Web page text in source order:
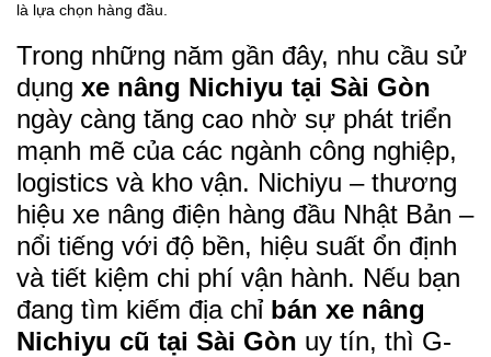
là lựa chọn hàng đầu.
Trong những năm gần đây, nhu cầu sử
dụng xe nâng Nichiyu tại Sài Gòn
ngày càng tăng cao nhờ sự phát triển
mạnh mẽ của các ngành công nghiệp,
logistics và kho vận. Nichiyu – thương
hiệu xe nâng điện hàng đầu Nhật Bản –
nổi tiếng với độ bền, hiệu suất ổn định
và tiết kiệm chi phí vận hành. Nếu bạn
đang tìm kiếm địa chỉ bán xe nâng
Nichiyu cũ tại Sài Gòn uy tín, thì G-